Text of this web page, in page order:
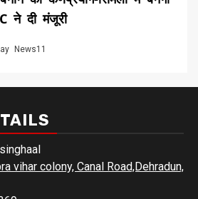
ने दी मंजूरी
News11
vihar colony, Canal Road,Dehradun,